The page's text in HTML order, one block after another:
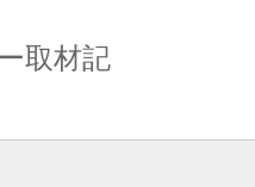
取材記